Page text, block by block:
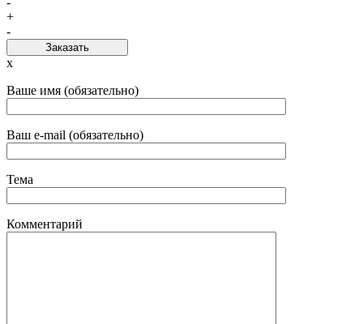
+
-
Заказать
x
Ваше имя (обязательно)
Ваш e-mail (обязательно)
Тема
Комментарий